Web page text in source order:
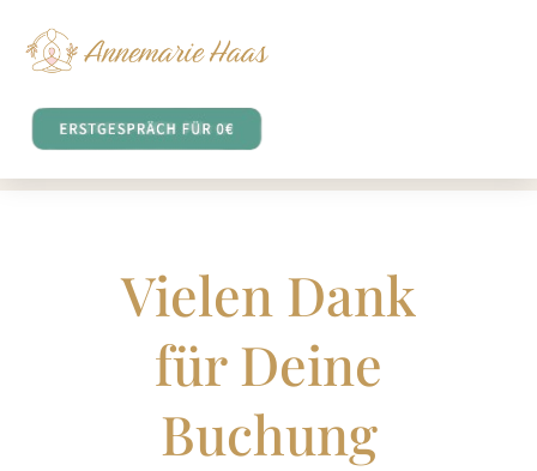
Vielen Dank
für Deine
Buchung